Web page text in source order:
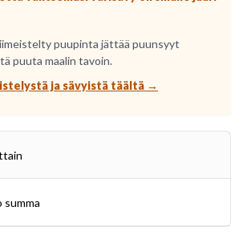
puupinta jättää puunsyyt
puuta maalin tavoin.
ja sävyistä täältä →
summa